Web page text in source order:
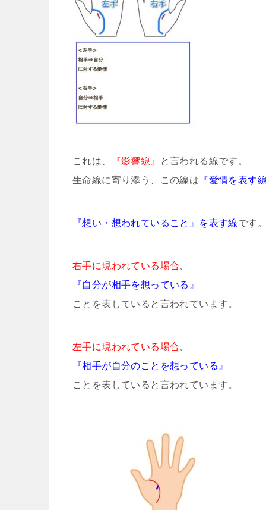
これは、 『影響線』
と言われる線です。
生命線に寄り添う、この線は 『愛情を表す線
『想い・想われていること』を表す線です。
右手に現われている場合
『自分が相手を想っている』
ことを表していると言われています。
左手に現われている場合
『相手が自分のことを想っている』
ことを表していると言われています。